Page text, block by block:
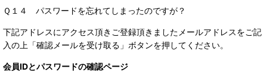
Ｑ１４ パスワードを忘れてしまったのですが？
下記アドレスにアクセス頂きご登録頂きましたメールアドレスをご記
入の上「確認メールを受け取る」ボタンを押してください。
会員IDとパスワードの確認ページ